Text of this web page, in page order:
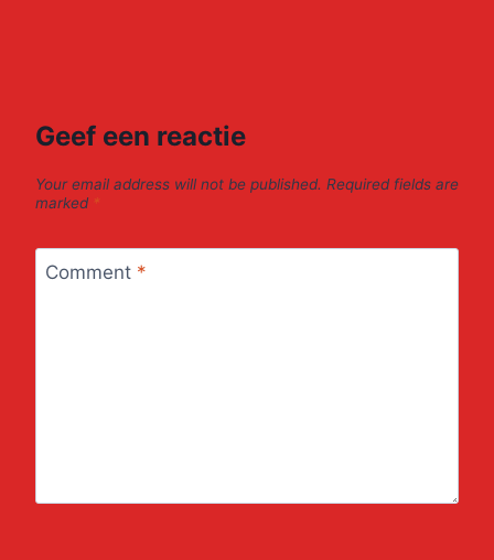
Geef een reactie
Your email address will not be published. Required fields are
marked *
Comment *